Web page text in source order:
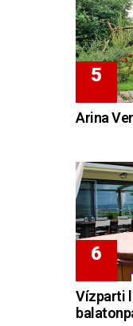
Arina
Vízparti